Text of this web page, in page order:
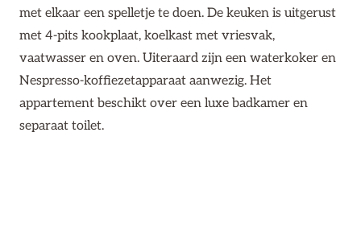
met elkaar een spelletje te doen. De keuken is uitgerust
met 4-pits kookplaat, koelkast met vriesvak,
vaatwasser en oven. Uiteraard zijn een waterkoker en
Nespresso-koffiezetapparaat aanwezig. Het
appartement beschikt over een luxe badkamer en
separaat toilet.